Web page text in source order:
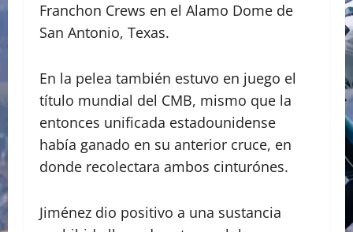
Franchon Crews en el Alamo Dome de
San Antonio, Texas.
En la pelea también estuvo en juego el
título mundial del CMB, mismo que la
entonces unificada estadounidense
había ganado en su anterior cruce, en
donde recolectara ambos cinturónes.
Jiménez dio positivo a una sustancia